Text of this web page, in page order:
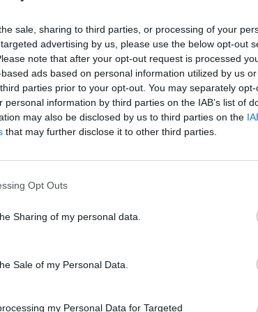
sale, sharing to third parties, or processing of your
advertising by us, please use the below opt-out
note that after your opt-out request is processed
ads based on personal information utilized by us
parties prior to your opt-out. You may separately
information by third parties on the IAB’s list of
may also be disclosed by us to third parties on the
that may further disclose it to other third parties.
Opt Outs
Sharing of my personal data.
Sale of my Personal Data.
my Personal Data for Targeted
Municipal de Ílhavo, que se
Aquém, em Ílhavo, e tem as
abandonados, errantes ou
ou quarentena sanitária, ou o
determinadas pelas Autoridades
voluntárias, nos casos definidos na
na Lei e no respetivo
consideradas obrigatórias pelas
30